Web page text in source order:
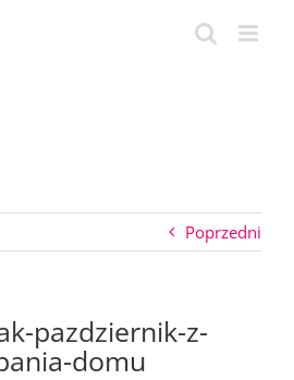
Poprzedni
pazdziernik-z-
domu